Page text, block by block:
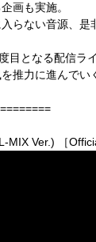
画も実施。
らない音源、是
目となる配信ラ
推力に進んでい
MIX Ver.) ［